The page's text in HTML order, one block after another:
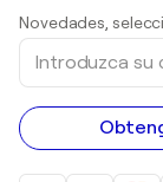
pinturas acrílicas
Novedades,
Introduzca
correo
electrónico